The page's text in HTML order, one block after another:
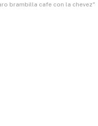
brambilla cafe con la chevez"